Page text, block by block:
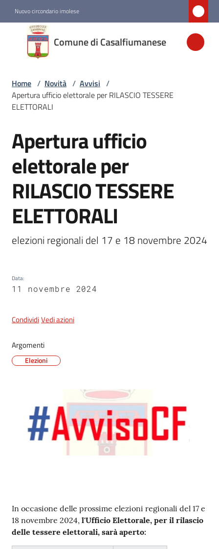
Nuovo circondario imolese
Comune di Casalfiumanese
Comune di
Casalfiumanese
Amministrazione
Servizi
Vivere
Casalfiumanese
Servizi
on-
gli
argomenti
Home / Novità / Avvisi /
Apertura ufficio elettorale per RILASCIO TESSERE
ELETTORALI
Salta al contenuto
Apertura ufficio
elettorale per
RILASCIO TESSERE
ELETTORALI
elezioni regionali del 17 e 18 novembre 2024
Data:
11 novembre 2024
CondividiVedi azioni
Argomenti
Elezioni
Contenuto
In occasione delle prossime elezioni regionali del 17 e
18 novembre 2024, l'Ufficio Elettorale, per il rilascio
delle tessere elettorali, sarà aperto: